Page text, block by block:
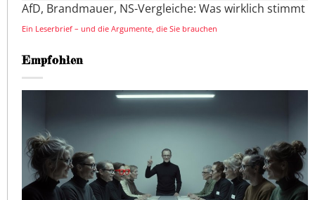
AfD, Brandmauer, NS-Vergleiche: Was wirklich stimmt
Ein Leserbrief – und die Argumente, die Sie brauchen
Empfohlen